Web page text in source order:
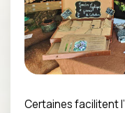
Certaines facilitent l’